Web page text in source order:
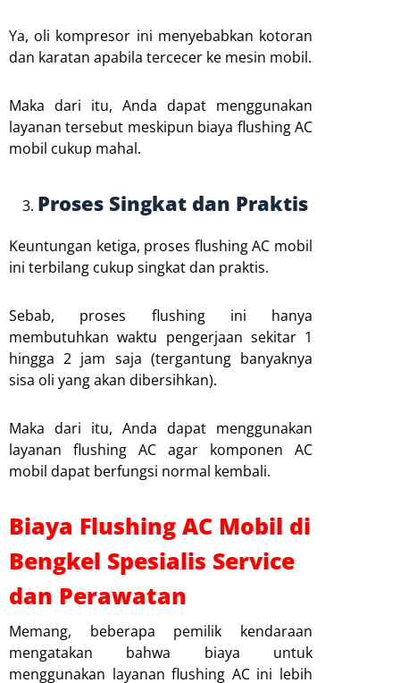
Ya, oli kompresor ini menyebabkan kotoran
dan karatan apabila tercecer ke mesin mobil.
Maka dari itu, Anda dapat menggunakan
layanan tersebut meskipun biaya flushing AC
mobil cukup mahal.
Proses Singkat dan Praktis
Keuntungan ketiga, proses flushing AC mobil
ini terbilang cukup singkat dan praktis.
Sebab, proses flushing ini hanya
membutuhkan waktu pengerjaan sekitar 1
hingga 2 jam saja (tergantung banyaknya
sisa oli yang akan dibersihkan).
Maka dari itu, Anda dapat menggunakan
layanan flushing AC agar komponen AC
mobil dapat berfungsi normal kembali.
Biaya Flushing AC Mobil di
Bengkel Spesialis Service
dan Perawatan
Memang, beberapa pemilik kendaraan
mengatakan bahwa biaya untuk
menggunakan layanan flushing AC ini lebih